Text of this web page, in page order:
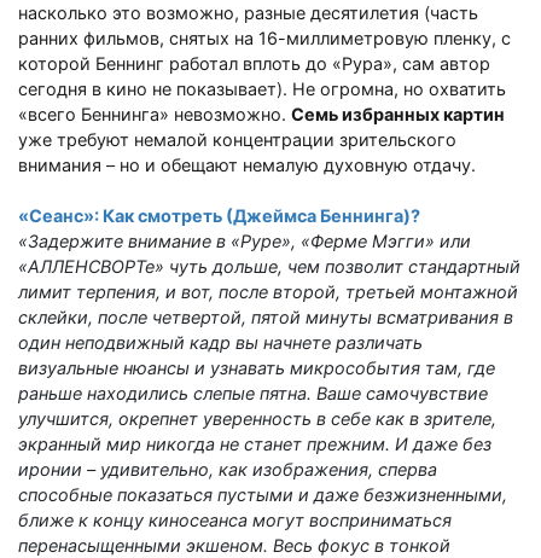
насколько это возможно, разные десятилетия (часть
ранних фильмов, снятых на 16-миллиметровую пленку, с
которой Беннинг работал вплоть до «Рура», сам автор
сегодня в кино не показывает). Не огромна, но охватить
«всего Беннинга» невозможно. Семь избранных картин
уже требуют немалой концентрации зрительского
внимания – но и обещают немалую духовную отдачу.
«Сеанс»: Как смотреть (Джеймса Беннинга)?
«Задержите внимание в «Руре», «Ферме Мэгги» или
«АЛЛЕНСВОРТе» чуть дольше, чем позволит стандартный
лимит терпения, и вот, после второй, третьей монтажной
склейки, после четвертой, пятой минуты всматривания в
один неподвижный кадр вы начнете различать
визуальные нюансы и узнавать микрособытия там, где
раньше находились слепые пятна. Ваше самочувствие
улучшится, окрепнет уверенность в себе как в зрителе,
экранный мир никогда не станет прежним. И даже без
иронии – удивительно, как изображения, сперва
способные показаться пустыми и даже безжизненными,
ближе к концу киносеанса могут восприниматься
перенасыщенными экшеном. Весь фокус в тонкой